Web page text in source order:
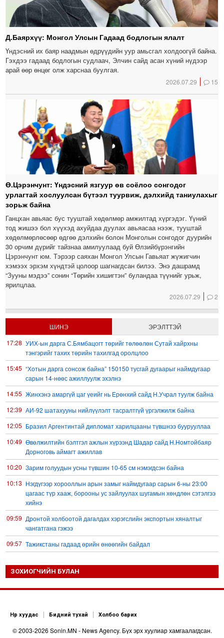
Д.Баярхүү: Монгол Улсын Гадаад бодлогын ялалт
Үндэсний их баяр наадмын өдрүүдийн уур амьсгал холдоогүй байна.
Гэхдээ гадаад бодлогын судлаач, Элчин сайд асан хүний нүдээр
арай өөр өнцөг олж харснаа буулгая.
2026.07.29 15
Ө.Цэрэнчунт: Үндэсний язгуур өв соёлоо сонгодог
урлагтай хослуулсан бүтээл туурвиж, дэлхийд таниулахыг
зорьж байна
Ганцхан авьяас бус тууштай хөдөлмөр амжилтад хүргэдэг. Үүний
тод жишээ бол хүүхэд ахуйдаа дуулах авьяасаа нээж, тууштай
хөдөлмөрлөсөөр өдгөө дэлхийн болон Монголын сонгодог дуурийн
30 орчим дүрийг тайзнаа амилуулаад буй Өлзийбүрэнгийн
Цэрэнчунт юм. Тэрээр саяхан Монгол Улсын Гавьяат жүжигчин
хэмээх эрхэм хүндтэй цолоор шагнагдсан билээ. Энэ дашрамд
“Зууны мэдээ” сонин “Төрийн хишигтэн” буландаа түүнийг урьж,
ярилцлаа.
2026.07.29 2
ШИНЭ
ЭРЭЛТТЭЙ
17:28 УИХ-ын дарга С.Бямбацогт төрийг төлөөлөн Сутай хайрхны
тэнгэрийг тахих төрийн тахилгад оролцлоо
15:45 “Хотын дарга сонсож байна” 150150 тусгай дугаарыг наймдугаар
сарын 14-нөөс ажиллуулж эхэлнэ
14:55 Жинхэнэ амаргүй цаг үеийг нь Ерөнхий сайд Н.Учрал туулж байна
12:39 АИ-92 шатахууны нийлүүлэлт тасралтгүй үргэлжилж байна
12:05 Бразил Аргентинтай дипломат харилцааны түвшнээ буурууллаа
10:49 Өвөлжилтийн бэлтгэл ажлын хүрээнд Шадар сайд Н.Номтойбаяр
Дорноговь аймагт ажиллав
10:20 Зарим голуудын усны түвшин 10-65 см нэмэгдсэн байна
10:13 Нэгдүгээр хорооллын арын замыг наймдугаар сарын 6-ны 23:00
цагаас түр хааж, борооны ус зайлуулах шугамын хөндлөн сэтэлгээ
хийнэ
09:59 Дронтой холбоотой дагалдах хэрэгслийн экспортын хяналтыг
чангатгана гэжээ
09:57 Тажикстаны гадаад өрийн өнөөгийн байдал
09:22 Үндсэн хууль зөрчсөн Х.Булгантуяа, үндэсний эв нэгдэлд
Омантай тохиролцоонд хүрчээ
Оюу толгойгоос “Рио Тинто” ашиг хүртэж эхэлсэн ч Монгол Улс өр
ЗОХИОГЧИЙН БУЛАН
Нүүр хуудас Бидний тухай Холбоо барих
© 2003-2026 Sonin.MN - News Agency. Бүх эрх хуулиар хамгаалагдсан.